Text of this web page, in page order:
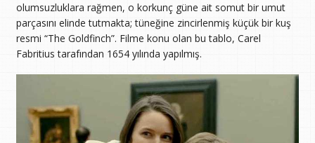
olumsuzluklara rağmen, o korkunç güne ait somut bir umut
parçasını elinde tutmakta; tüneğine zincirlenmiş küçük bir kuş
resmi “The Goldfinch”. Filme konu olan bu tablo, Carel
Fabritius tarafından 1654 yılında yapılmış.